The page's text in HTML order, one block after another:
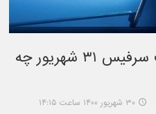
از کنفرانس مایکروسافت سرفیس ۳۱ شهریور چه
۳۰ شهریور ۱۴۰۰ ساعت ۱۴:۱۵